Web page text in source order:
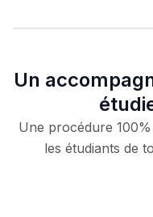
Un
Une procédure
les étudiants de